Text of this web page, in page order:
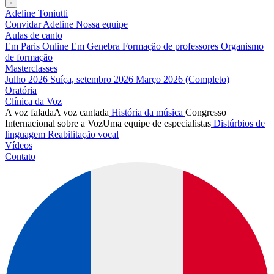
Adeline Toniutti
Convidar Adeline Nossa equipe
Aulas de canto
Em Paris Online Em Genebra Formação de professores Organismo
de formação
Masterclasses
Julho 2026 Suíça, setembro 2026 Março 2026 (Completo)
Oratória
Clínica da Voz
A voz faladaA voz cantada História da música Congresso
Internacional sobre a VozUma equipe de especialistas Distúrbios de
linguagem Reabilitação vocal
Vídeos
Contato